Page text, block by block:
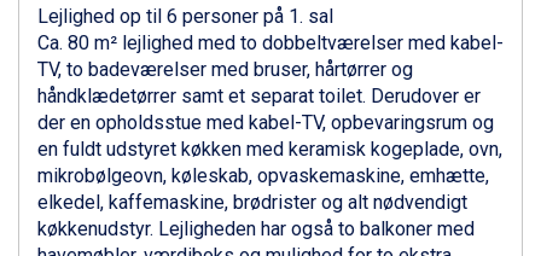
Bad Hofgastein fra DKK 5.495
Passo Tonale fra DKK 3.795
Saalbach fra DKK 5.945
Champoluc fra DKK 3.795
Sestriere fra DKK 4.395
Fieberbrunn fra DKK 6.145
Wagrain fra DKK 4.645
Ischgl fra DKK 7.095
St. Anton fra DKK 7.245
Lejlighed op til 6 personer på 1. sal
Ca. 80 m² lejlighed med to dobbeltværelser med kabel-
TV, to badeværelser med bruser, hårtørrer og
håndklædetørrer samt et separat toilet. Derudover er
der en opholdsstue med kabel-TV, opbevaringsrum og
en fuldt udstyret køkken med keramisk kogeplade, ovn,
mikrobølgeovn, køleskab, opvaskemaskine, emhætte,
elkedel, kaffemaskine, brødrister og alt nødvendigt
køkkenudstyr. Lejligheden har også to balkoner med